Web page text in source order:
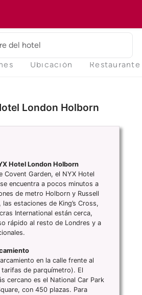
del hotel
Ubicación Restaurante
London Holborn
Hotel London Holborn
Covent Garden, el NYX Hotel
encuentra a pocos minutos a
de metro Holborn y Russell
las estaciones de King’s Cross,
International están cerca,
rápido al resto de Londres y a
en la calle frente al
de parquímetro). El
cercano es el National Car Park
con 450 plazas. Para